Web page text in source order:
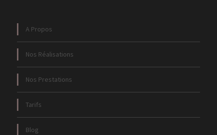
A Propos
Nos Réalisations
Nos Prestations
Tarifs
Blog